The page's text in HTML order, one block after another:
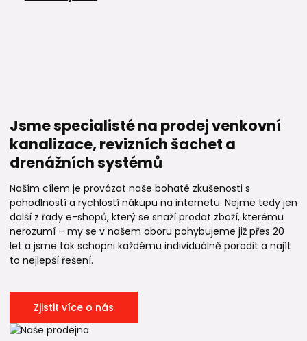
Jsme specialisté na prodej venkovní
kanalizace, revizních šachet a
drenážních systémů
Naším cílem je provázat naše bohaté zkušenosti s
pohodlností a rychlostí nákupu na internetu. Nejme tedy jen
další z řady e-shopů, který se snaží prodat zboží, kterému
nerozumí – my se v našem oboru pohybujeme již přes 20
let a jsme tak schopni každému individuálně poradit a najít
to nejlepší řešení.
Zjistit více o nás